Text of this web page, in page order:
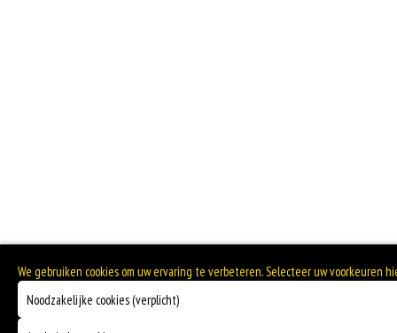
We gebruiken cookies om uw ervaring te verbeteren. Selecteer uw voorkeuren
Noodzakelijke cookies (verplicht)